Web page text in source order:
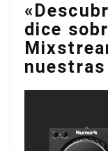
dice
nuestras